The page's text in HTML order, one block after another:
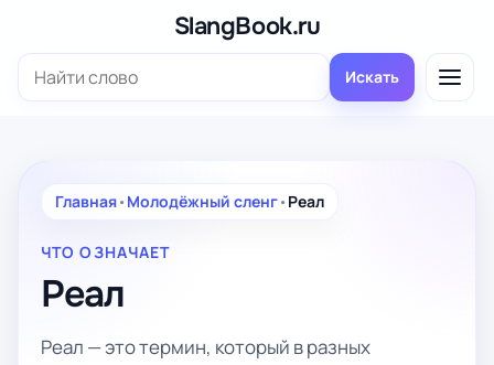
содержимому
SlangBook.ru
Поиск: Искать
Главная• Молодёжный сленг• Реал
ЧТО ОЗНАЧАЕТ
Реал
Реал — это термин, который в разных